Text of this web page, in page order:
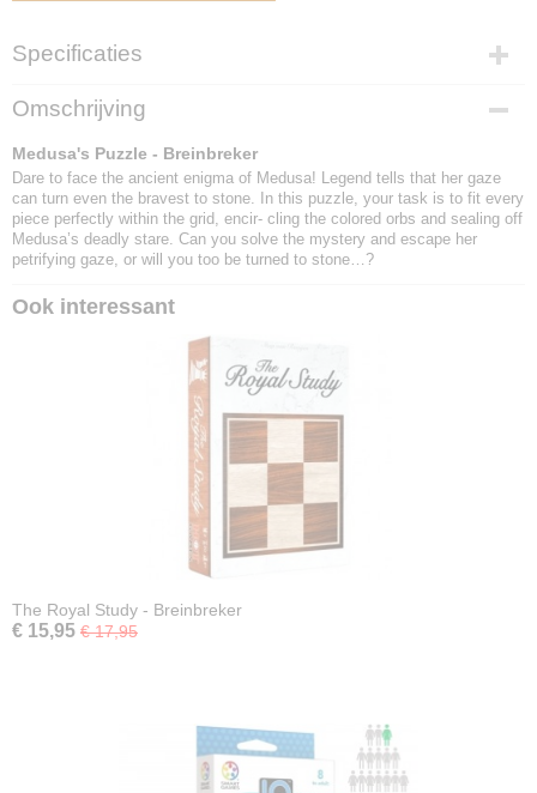
Specificaties
EAN code
8717278852058
Omschrijving
Medusa's Puzzle - Breinbreker
Dare to face the ancient enigma of Medusa! Legend tells that her gaze
can turn even the bravest to stone. In this puzzle, your task is to fit every
piece perfectly within the grid, encir- cling the colored orbs and sealing off
Medusa’s deadly stare. Can you solve the mystery and escape her
petrifying gaze, or will you too be turned to stone…?
Ook interessant
The Royal Study - Breinbreker
€ 15,95 € 17,95